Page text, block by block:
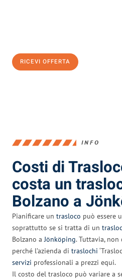
RICEVI OFFERTA
INFO
Costi di
costa un
Bolzano a
Pianificare un trasloco può essere
soprattutto se si tratta di un
Bolzano aJönköping. Tuttavia, non
perché l’azienda di traslochi
servizi professionali a prezzi equi.
Il costo del trasloco può variare a